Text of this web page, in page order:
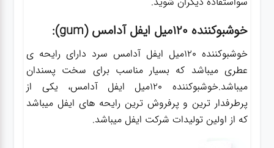
خوشبوکننده 120میل ایفل آدامس (gum):
خوشبوکننده 120میل ایفل آدامس سرد دارای رایحه ی
عطری میباشد که بسیار مناسب برای سخت پسندان
میباشد.خوشبوکننده 120میل ایفل آدامس، یکی از
پرطرفدار ترین و پرفروش ترین رایحه های ایفل میباشد
که از اولین تولیدات شرکت ایفل میباشد.